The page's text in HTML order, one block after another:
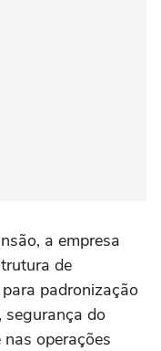
a empresa
de
padronização
segurança do
operações